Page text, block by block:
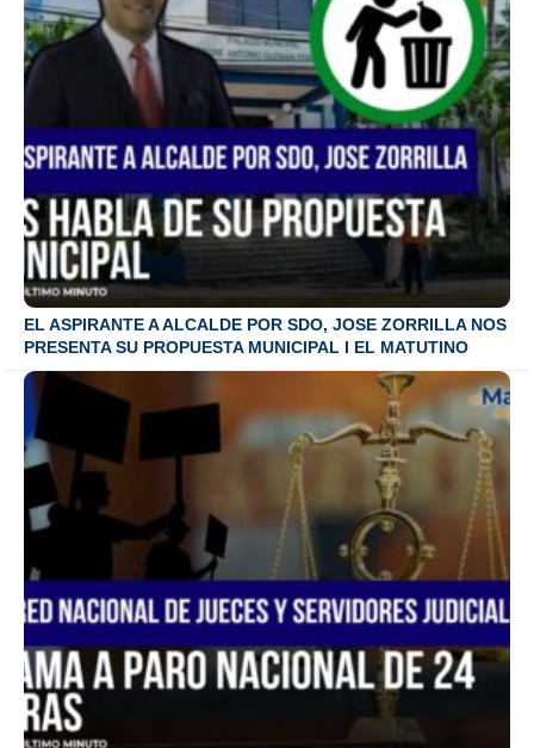
EL ASPIRANTE A ALCALDE POR SDO, JOSE ZORRILLA NOS
PRESENTA SU PROPUESTA MUNICIPAL I EL MATUTINO